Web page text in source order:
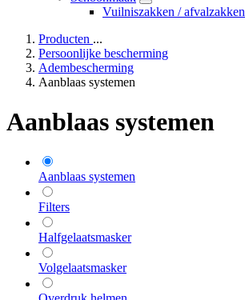
Vuilniszakken / afvalzakken
Producten ...
Persoonlijke bescherming
Adembescherming
Aanblaas systemen
Aanblaas systemen
Aanblaas systemen
Filters
Halfgelaatsmasker
Volgelaatsmasker